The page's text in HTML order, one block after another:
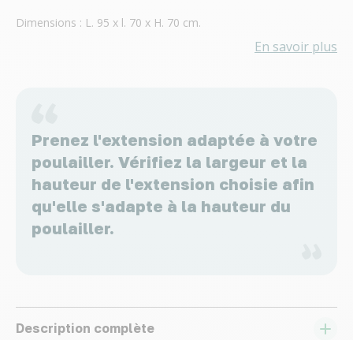
Dimensions : L. 95 x l. 70 x H. 70 cm.
En savoir plus
Prenez l'extension adaptée à votre
poulailler. Vérifiez la largeur et la
hauteur de l'extension choisie afin
qu'elle s'adapte à la hauteur du
poulailler.
Description complète